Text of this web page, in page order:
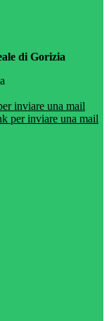
di Gorizia
inviare una mail
per inviare una mail